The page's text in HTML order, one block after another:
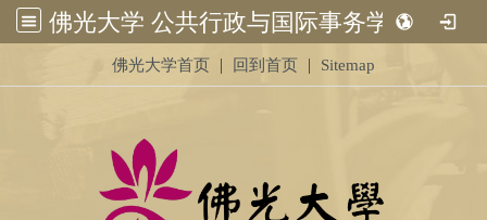
佛光大学 公共行政与国际事务学系 (原 公共事务学系)&nbsp;<br /> &nbsp;
佛光大学首页 | 回到首页 | Sitemap